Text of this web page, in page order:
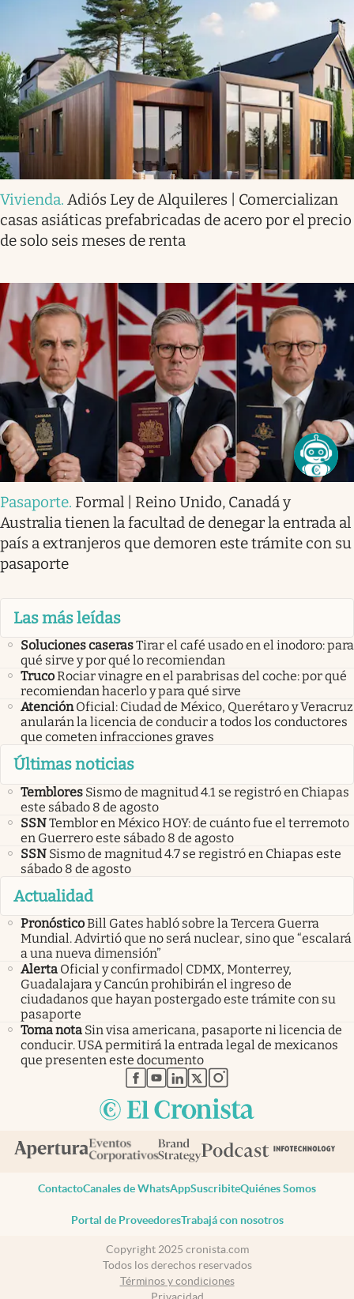
Vivienda. Adiós Ley de Alquileres | Comercializan
casas asiáticas prefabricadas de acero por el precio
de solo seis meses de renta
Pasaporte. Formal | Reino Unido, Canadá y
Australia tienen la facultad de denegar la entrada al
país a extranjeros que demoren este trámite con su
pasaporte
Las más leídas
Soluciones caserasTirar el café usado en el inodoro: para
qué sirve y por qué lo recomiendan
TrucoRociar vinagre en el parabrisas del coche: por qué
recomiendan hacerlo y para qué sirve
Atención Oficial: Ciudad de México, Querétaro y Veracruz
anularán la licencia de conducir a todos los conductores
que cometen infracciones graves
Últimas noticias
Temblores Sismo de magnitud 4.1 se registró en Chiapas
este sábado 8 de agosto
SSNTemblor en México HOY: de cuánto fue el terremoto
en Guerrero este sábado 8 de agosto
SSN Sismo de magnitud 4.7 se registró en Chiapas este
sábado 8 de agosto
Actualidad
PronósticoBill Gates habló sobre la Tercera Guerra
Mundial. Advirtió que no será nuclear, sino que “escalará
a una nueva dimensión”
Alerta Oficial y confirmado| CDMX, Monterrey,
Guadalajara y Cancún prohibirán el ingreso de
ciudadanos que hayan postergado este trámite con su
pasaporte
Toma nota Sin visa americana, pasaporte ni licencia de
conducir. USA permitirá la entrada legal de mexicanos
que presenten este documento
abre en nueva pestaña
abre en nueva pestaña
abre en nueva pestaña
abre en nueva pestaña
abre en nueva pestaña
ContactoCanales de WhatsAppSuscribiteQuiénes Somos
Portal de ProveedoresTrabajá con nosotros
Copyright 2025 cronista.com
Todos los derechos reservados
Términos y condiciones